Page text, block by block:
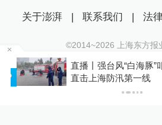
直播丨强台风“白海豚”
直击上海防汛第一线
关于澎湃 | 联系我们 | 法
©2014~2026 上海东方报
沪ICP证：沪B2-20170116 | 沪
互联网新闻信息服务许可证：
沪公网安备